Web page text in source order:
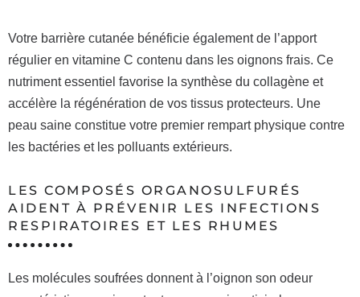
Votre barrière cutanée bénéficie également de l’apport
régulier en vitamine C contenu dans les oignons frais. Ce
nutriment essentiel favorise la synthèse du collagène et
accélère la régénération de vos tissus protecteurs. Une
peau saine constitue votre premier rempart physique contre
les bactéries et les polluants extérieurs.
LES COMPOSÉS ORGANOSULFURÉS
AIDENT À PRÉVENIR LES INFECTIONS
RESPIRATOIRES ET LES RHUMES
Les molécules soufrées donnent à l’oignon son odeur